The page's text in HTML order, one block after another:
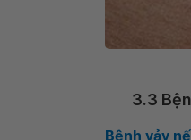
3.3
Bệnh vảy